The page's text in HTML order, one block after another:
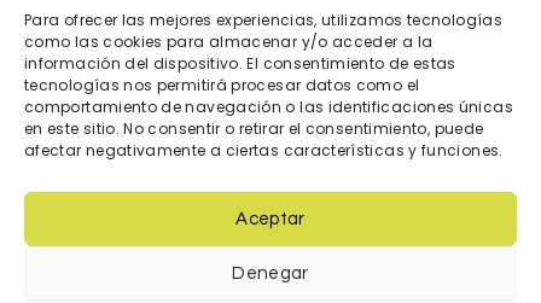
Para ofrecer las mejores experiencias, utilizamos tecnologías
como las cookies para almacenar y/o acceder a la
información del dispositivo. El consentimiento de estas
tecnologías nos permitirá procesar datos como el
comportamiento de navegación o las identificaciones únicas
en este sitio. No consentir o retirar el consentimiento, puede
afectar negativamente a ciertas características y funciones.
Aceptar
Denegar
Pago seguro
Tarjeta de crédito/débito.
Transferencia bancaria.
Bizum.